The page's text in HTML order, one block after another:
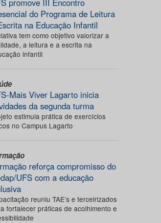
promove III Encontro
do Programa de Leitura
na Educação Infantil
tem como objetivo valorizar a
a leitura e a escrita na
infantil
Mais Viver Lagarto inicia
da segunda turma
estimula prática de exercícios
no Campus Lagarto
reforça compromisso do
UFS com a educação
reuniu TAE’s e terceirizados
fortalecer práticas de acolhimento e